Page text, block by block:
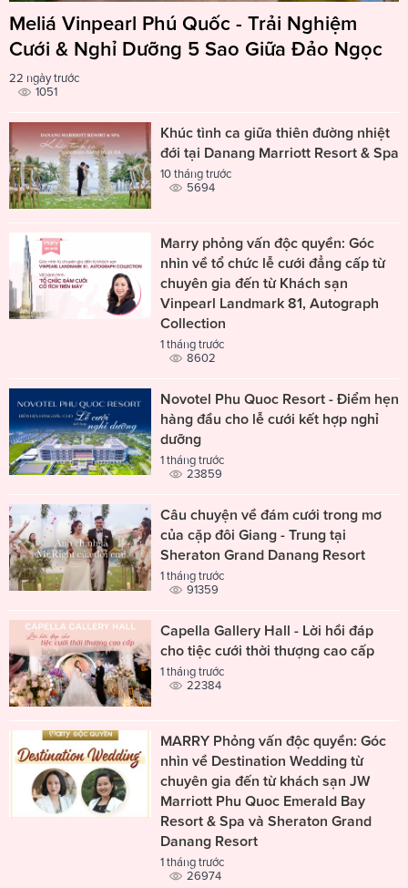
Meliá Vinpearl Phú Quốc - Trải Nghiệm
Cưới & Nghỉ Dưỡng 5 Sao Giữa Đảo Ngọc
22 ngày trước
1051
Khúc tình ca giữa thiên đường nhiệt
đới tại Danang Marriott Resort & Spa
10 tháng trước
5694
Marry phỏng vấn độc quyền: Góc
nhìn về tổ chức lễ cưới đẳng cấp từ
chuyên gia đến từ Khách sạn
Vinpearl Landmark 81, Autograph
Collection
1 tháng trước
8602
Novotel Phu Quoc Resort - Điểm hẹn
hàng đầu cho lễ cưới kết hợp nghỉ
dưỡng
1 tháng trước
23859
Câu chuyện về đám cưới trong mơ
của cặp đôi Giang - Trung tại
Sheraton Grand Danang Resort
1 tháng trước
91359
Capella Gallery Hall - Lời hồi đáp
cho tiệc cưới thời thượng cao cấp
1 tháng trước
22384
MARRY Phỏng vấn độc quyền: Góc
nhìn về Destination Wedding từ
chuyên gia đến từ khách sạn JW
Marriott Phu Quoc Emerald Bay
Resort & Spa và Sheraton Grand
Danang Resort
1 tháng trước
26974